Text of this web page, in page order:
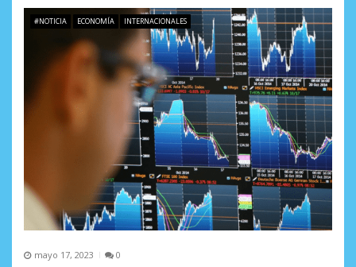
#NOTICIA ECONOMÍA INTERNACIONALES
mayo 17, 2023 0